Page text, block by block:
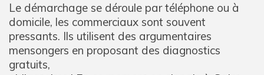
Le démarchage se déroule par téléphone ou à
domicile, les commerciaux sont souvent
pressants. Ils utilisent des argumentaires
mensongers en proposant des diagnostics
gratuits,